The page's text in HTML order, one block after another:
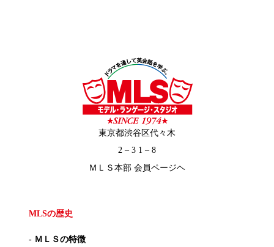
東京都渋谷区代々木
2 – 3 1 – 8
ＭＬＳ本部 会員ページヘ
MLSの歴史
- ＭＬＳの特徴